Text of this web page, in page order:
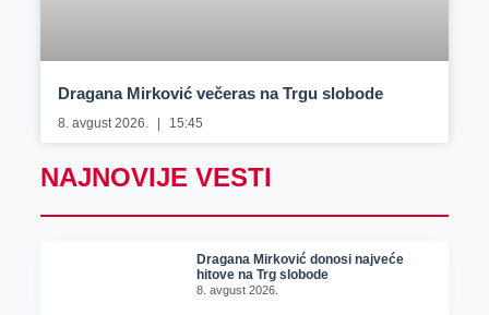
Dragana Mirković večeras na Trgu slobode
8. avgust 2026. 15:45
NAJNOVIJE VESTI
Dragana Mirković donosi najveće
hitove na Trg slobode
8. avgust 2026.